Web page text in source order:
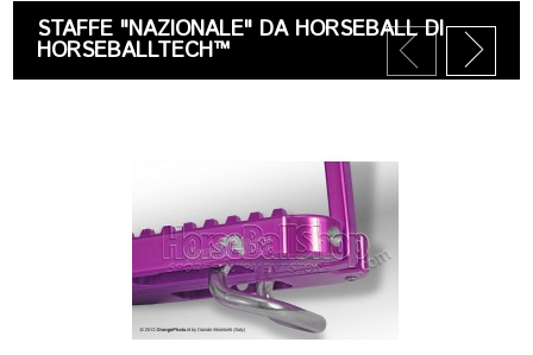
STAFFE "NAZIONALE" DA HORSEBALL DI
HORSEBALLTECH™